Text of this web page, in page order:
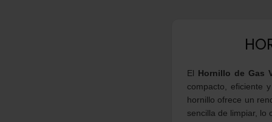
El Hornillo de Gas
compacto, eficiente
hornillo ofrece un
sencilla de limpiar, lo